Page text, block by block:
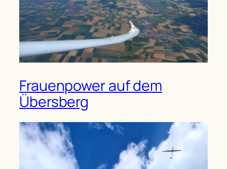
Frauenpower auf dem
Übersberg